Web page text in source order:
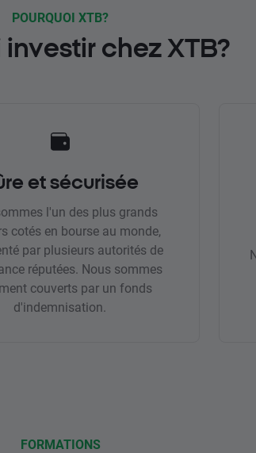
POURQUOI XTB?
chez XTB?
et sécurisée
l'un des plus grands
cotés en bourse au monde,
par plusieurs autorités de
réputées. Nous sommes
couverts par un fonds
d'indemnisation.
FORMATIONS